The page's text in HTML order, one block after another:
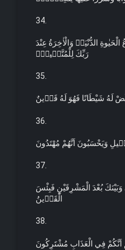
34.
الدُّنْيَاۜ وَالْاٰخِرَةُ عِنْدَ
رَبِّكَ لِلْمُتَّق۪ينَ۟
35.
لَهُ شَيْطَانًا فَهُوَ لَهُ قَر۪ينٌ
36.
وَيَحْسَبُونَ اَنَّهُمْ مُهْتَدُونَ
37.
وَبَيْنَكَ بُعْدَ الْمَشْرِقَيْنِ فَبِئْسَ
الْقَر۪ينُ
38.
اَنَّكُمْ فِي الْعَذَابِ مُشْتَرِكُونَ